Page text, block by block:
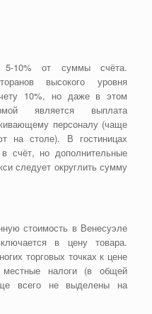
5-10% от суммы счёта.
высокого уровня
10%, но даже в этом
является выплата
персоналу (чаще
на столе). В гостиницах
счёт, но дополнительные
следует округлить сумму
стоимость в Венесуэле
в цену товара.
торговых точках к цене
местные налоги (в общей
всего не выделены на